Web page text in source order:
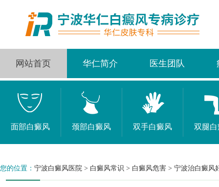
网站首页 华仁简介 医生团队
面部白癜风 颈部白癜风 双手白癜风 双腿
您的位置： 宁波白癜风医院 > 白癜风常识 > 白癜风危害 > 宁波治白癜风